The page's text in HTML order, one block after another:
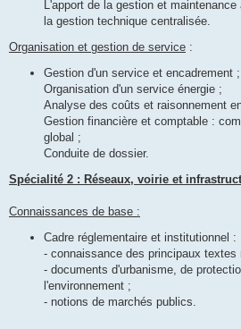
L'apport de la gestion et
la gestion technique centralisée.
Organisation et gestion de service :
Gestion d'un service et encadrement ;
Organisation d'un service énergie ;
Analyse des coûts et raisonnement
Gestion financière et comptable :
global ;
Conduite de dossier.
Spécialité 2 : Réseaux, voirie et
Connaissances de base :
Cadre réglementaire et institutionnel :
- connaissance des principaux
- documents d'urbanisme, de
l'environnement ;
- notions de marchés publics.